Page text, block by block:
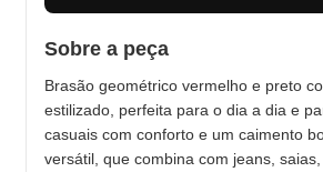
Sobre a peça
Brasão geométrico vermelho e preto
estilizado, perfeita para o dia a dia e
casuais com conforto e um caimento
versátil, que combina com jeans,